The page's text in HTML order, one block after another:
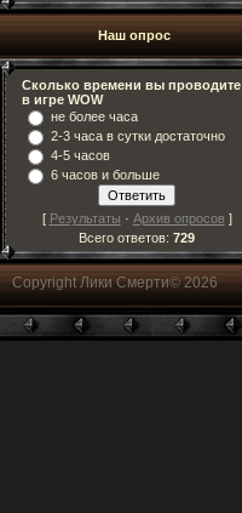
Наш опрос
Сколько времени вы проводите
в игре WOW
не более часа
2-3 часа в сутки достаточно
4-5 часов
6 часов и больше
[ Результаты · Архив опросов ]
Всего ответов: 729
Copyright Лики Смерти© 2026